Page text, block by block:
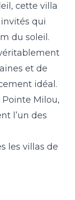
cette villa
qui
du soleil.
et de
idéal.
Milou,
l’un des
les villas de